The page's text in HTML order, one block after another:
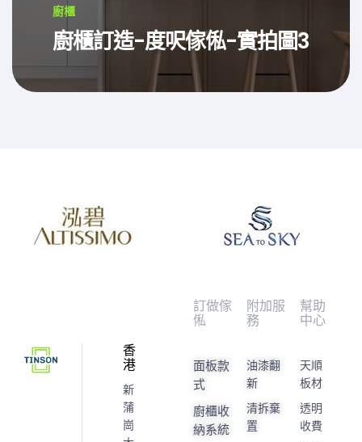
廚櫃
廚櫃訂造-度呎傢俬-實拍圖3
香
港
新
蒲
崗
訂做傢
俬
面板款
式
廚櫃收
納系統
附加服
務
油漆翻
新
清拆棄
置
幫助
中心
天順
板材
透明
收費